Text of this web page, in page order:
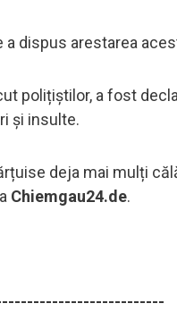
dispus arestarea
polițiștilor, a fost
și insulte.
deja mai mulți
Chiemgau24.de.